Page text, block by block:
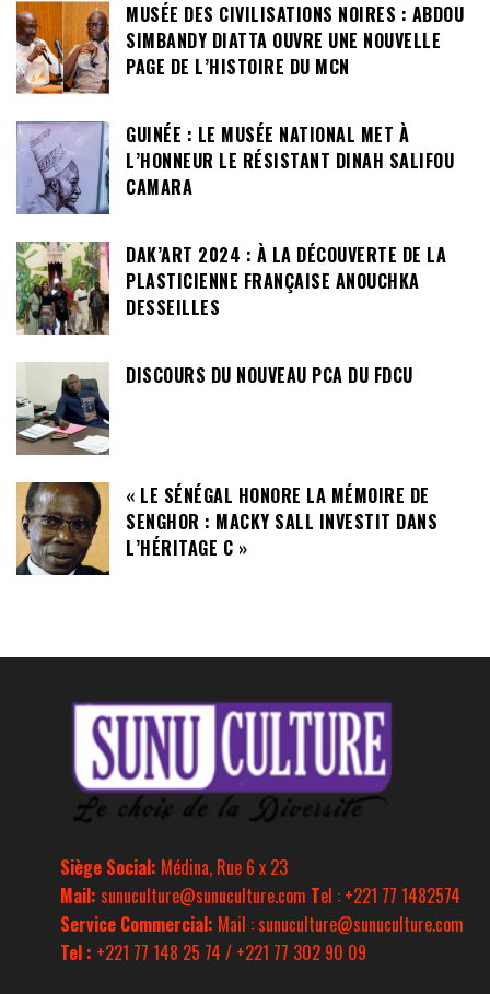
MUSÉE DES CIVILISATIONS NOIRES : ABDOU
SIMBANDY DIATTA OUVRE UNE NOUVELLE
PAGE DE L’HISTOIRE DU MCN
GUINÉE : LE MUSÉE NATIONAL MET À
L’HONNEUR LE RÉSISTANT DINAH SALIFOU
CAMARA
DAK’ART 2024 : À LA DÉCOUVERTE DE LA
PLASTICIENNE FRANÇAISE ANOUCHKA
DESSEILLES
DISCOURS DU NOUVEAU PCA DU FDCU
« LE SÉNÉGAL HONORE LA MÉMOIRE DE
SENGHOR : MACKY SALL INVESTIT DANS
L’HÉRITAGE C »
Siège Social: Médina, Rue 6 x 23
Mail: sunuculture@sunuculture.com Tel : +221 77 1482574
Service Commercial: Mail : sunuculture@sunuculture.com
Tel : +221 77 148 25 74 / +221 77 302 90 09